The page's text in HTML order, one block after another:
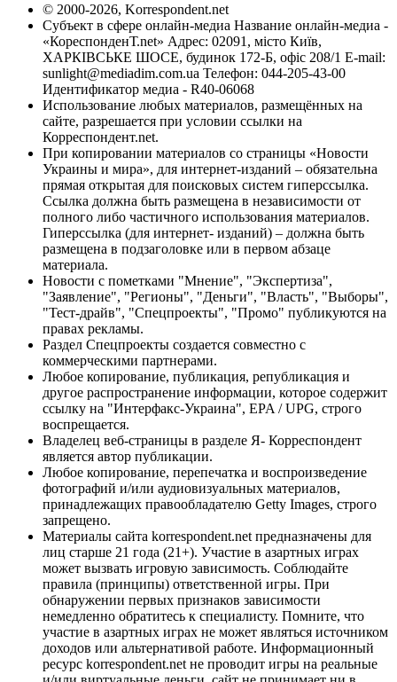
© 2000-2026, Korrespondent.net
Субъект в сфере онлайн-медиа Название онлайн-медиа -
«КореспонденТ.net» Адрес: 02091, місто Київ,
ХАРКІВСЬКЕ ШОСЕ, будинок 172-Б, офіс 208/1 E-mail:
sunlight@mediadim.com.ua Телефон: 044-205-43-00
Идентификатор медиа - R40-06068
Использование любых материалов, размещённых на
сайте, разрешается при условии ссылки на
Корреспондент.net.
При копировании материалов со страницы «Новости
Украины и мира», для интернет-изданий – обязательна
прямая открытая для поисковых систем гиперссылка.
Ссылка должна быть размещена в независимости от
полного либо частичного использования материалов.
Гиперссылка (для интернет- изданий) – должна быть
размещена в подзаголовке или в первом абзаце
материала.
Новости с пометками "Мнение", "Экспертиза",
"Заявление", "Регионы", "Деньги", "Власть", "Выборы",
"Тест-драйв", "Спецпроекты", "Промо" публикуются на
правах рекламы.
Раздел Спецпроекты создается совместно с
коммерческими партнерами.
Любое копирование, публикация, републикация и
другое распространение информации, которое содержит
ссылку на "Интерфакс-Украина", EPA / UPG, строго
воспрещается.
Владелец веб-страницы в разделе Я- Корреспондент
является автор публикации.
Любое копирование, перепечатка и воспроизведение
фотографий и/или аудиовизуальных материалов,
принадлежащих правообладателю Getty Images, строго
запрещено.
Материалы сайта korrespondent.net предназначены для
лиц старше 21 года (21+). Участие в азартных играх
может вызвать игровую зависимость. Соблюдайте
правила (принципы) ответственной игры. При
обнаружении первых признаков зависимости
немедленно обратитесь к специалисту. Помните, что
участие в азартных играх не может являться источником
доходов или альтернативой работе. Информационный
ресурс korrespondent.net не проводит игры на реальные